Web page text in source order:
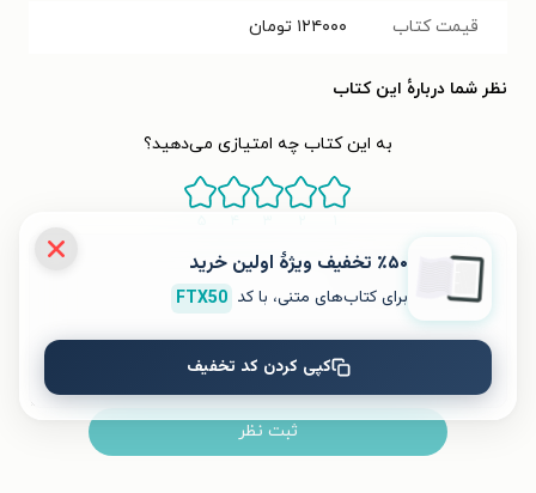
قیمت کتاب ۱۲۴۰۰۰ تومان
نظر شما دربارهٔ این کتاب
به این کتاب چه امتیازی می‌دهید؟
ثبت نظر
٪۵۰ تخفیف ویژۀ اولین خرید
برای کتاب‌های متنی، با کد FTX50
کپی کردن کد تخفیف